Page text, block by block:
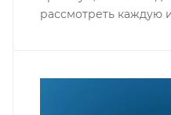
рассмотреть каждую